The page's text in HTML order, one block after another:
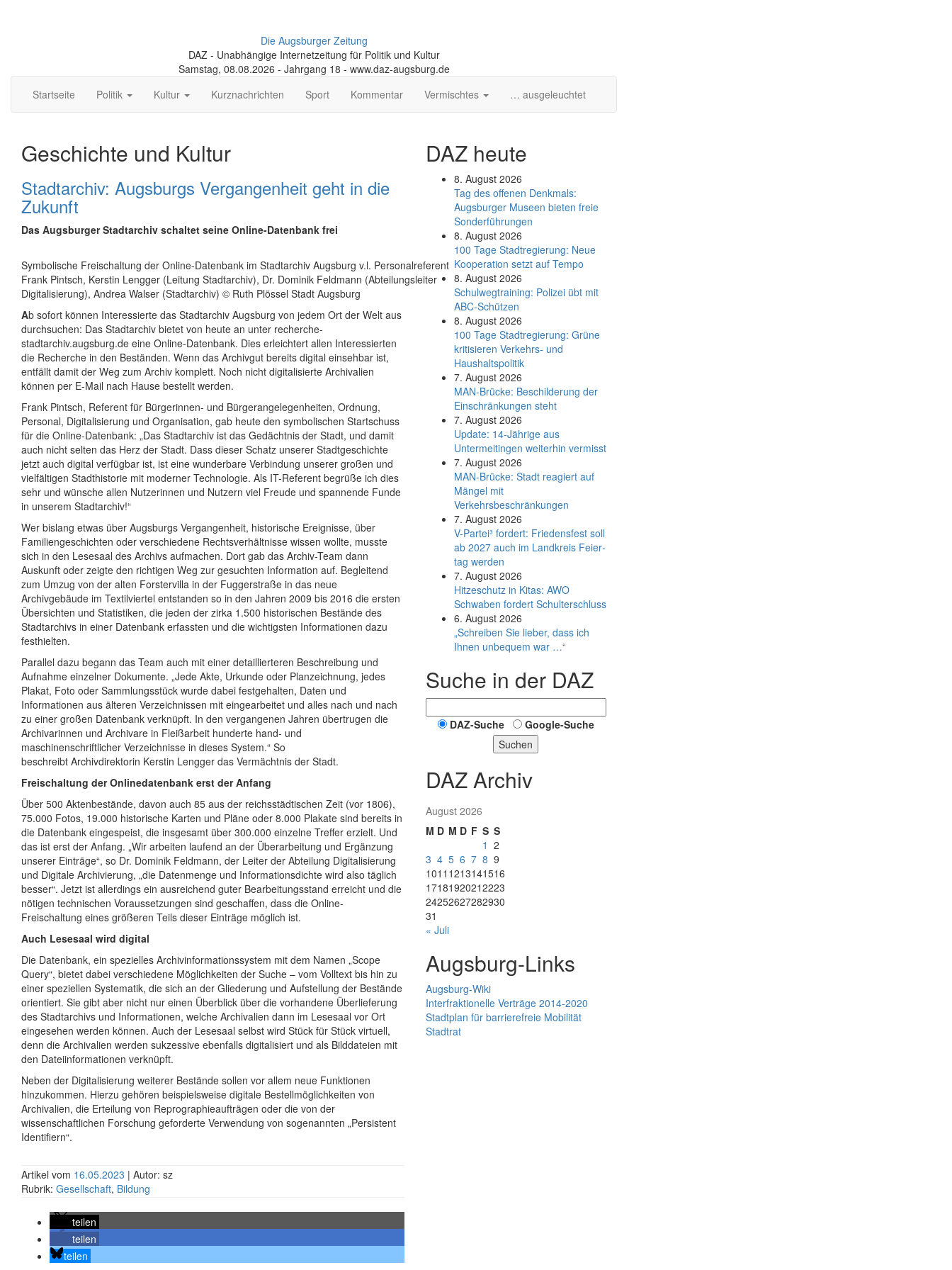
Die Augsburger Zeitung
DAZ - Unabhängige Internetzeitung für Politik und Kultur
Samstag, 08.08.2026 - Jahrgang 18 - www.daz-augsburg.de
Startseite
Politik Kultur Kurznachrichten Sport Kommentar Vermischtes … ausgeleuchtet
Geschichte und Kultur
Stadtarchiv: Augsburgs Vergangenheit geht in die
Zukunft
Das Augsburger Stadtarchiv schaltet seine Online-Datenbank frei
Symbolische Freischaltung der Online-Datenbank im Stadtarchiv Augsburg v.l. Personalreferent
Frank Pintsch, Kerstin Lengger (Leitung Stadtarchiv), Dr. Dominik Feldmann (Abteilungsleiter
Digitalisierung), Andrea Walser (Stadtarchiv) © Ruth Plössel Stadt Augsburg
Ab sofort können Interessierte das Stadtarchiv Augsburg von jedem Ort der Welt aus
durchsuchen: Das Stadtarchiv bietet von heute an unter recherche-
stadtarchiv.augsburg.de eine Online-Datenbank. Dies erleichtert allen Interessierten
die Recherche in den Beständen. Wenn das Archivgut bereits digital einsehbar ist,
entfällt damit der Weg zum Archiv komplett. Noch nicht digitalisierte Archivalien
können per E-Mail nach Hause bestellt werden.
Frank Pintsch, Referent für Bürgerinnen- und Bürgerangelegenheiten, Ordnung,
Personal, Digitalisierung und Organisation, gab heute den symbolischen Startschuss
für die Online-Datenbank: „Das Stadtarchiv ist das Gedächtnis der Stadt, und damit
auch nicht selten das Herz der Stadt. Dass dieser Schatz unserer Stadtgeschichte
jetzt auch digital verfügbar ist, ist eine wunderbare Verbindung unserer großen und
vielfältigen Stadthistorie mit moderner Technologie. Als IT-Referent begrüße ich dies
sehr und wünsche allen Nutzerinnen und Nutzern viel Freude und spannende Funde
in unserem Stadtarchiv!“
Wer bislang etwas über Augsburgs Vergangenheit, historische Ereignisse, über
Familiengeschichten oder verschiedene Rechtsverhältnisse wissen wollte, musste
sich in den Lesesaal des Archivs aufmachen. Dort gab das Archiv-Team dann
Auskunft oder zeigte den richtigen Weg zur gesuchten Information auf. Begleitend
zum Umzug von der alten Forstervilla in der Fuggerstraße in das neue
Archivgebäude im Textilviertel entstanden so in den Jahren 2009 bis 2016 die ersten
Übersichten und Statistiken, die jeden der zirka 1.500 historischen Bestände des
Stadtarchivs in einer Datenbank erfassten und die wichtigsten Informationen dazu
festhielten.
Parallel dazu begann das Team auch mit einer detaillierteren Beschreibung und
Aufnahme einzelner Dokumente. „Jede Akte, Urkunde oder Planzeichnung, jedes
Plakat, Foto oder Sammlungsstück wurde dabei festgehalten, Daten und
Informationen aus älteren Verzeichnissen mit eingearbeitet und alles nach und nach
zu einer großen Datenbank verknüpft. In den vergangenen Jahren übertrugen die
Archivarinnen und Archivare in Fleißarbeit hunderte hand- und
maschinenschriftlicher Verzeichnisse in dieses System.“ So
beschreibt Archivdirektorin Kerstin Lengger das Vermächtnis der Stadt.
Freischaltung der Onlinedatenbank erst der Anfang
Über 500 Aktenbestände, davon auch 85 aus der reichsstädtischen Zeit (vor 1806),
75.000 Fotos, 19.000 historische Karten und Pläne oder 8.000 Plakate sind bereits in
die Datenbank eingespeist, die insgesamt über 300.000 einzelne Treffer erzielt. Und
das ist erst der Anfang. „Wir arbeiten laufend an der Überarbeitung und Ergänzung
unserer Einträge“, so Dr. Dominik Feldmann, der Leiter der Abteilung Digitalisierung
und Digitale Archivierung, „die Datenmenge und Informationsdichte wird also täglich
besser“. Jetzt ist allerdings ein ausreichend guter Bearbeitungsstand erreicht und die
nötigen technischen Voraussetzungen sind geschaffen, dass die Online-
Freischaltung eines größeren Teils dieser Einträge möglich ist.
Auch Lesesaal wird digital
Die Datenbank, ein spezielles Archivinformationssystem mit dem Namen „Scope
Query“, bietet dabei verschiedene Möglichkeiten der Suche – vom Volltext bis hin zu
einer speziellen Systematik, die sich an der Gliederung und Aufstellung der Bestände
orientiert. Sie gibt aber nicht nur einen Überblick über die vorhandene Überlieferung
des Stadtarchivs und Informationen, welche Archivalien dann im Lesesaal vor Ort
eingesehen werden können. Auch der Lesesaal selbst wird Stück für Stück virtuell,
denn die Archivalien werden sukzessive ebenfalls digitalisiert und als Bilddateien mit
den Dateiinformationen verknüpft.
Neben der Digitalisierung weiterer Bestände sollen vor allem neue Funktionen
hinzukommen. Hierzu gehören beispielsweise digitale Bestellmöglichkeiten von
Archivalien, die Erteilung von Reprographieaufträgen oder die von der
wissenschaftlichen Forschung geforderte Verwendung von sogenannten „Persistent
Identifiern“.
Artikel vom 16.05.2023 | Autor: sz
Rubrik: Gesellschaft, Bildung
teilen
teilen
teilen
DAZ heute
8. August 2026
Tag des offenen Denkmals:
Augsburger Museen bieten freie
Sonderführungen
8. August 2026
100 Tage Stadtregierung: Neue
Kooperation setzt auf Tempo
8. August 2026
Schul­weg­trai­ning: Poli­zei übt mit
ABC-Schüt­zen
8. August 2026
100 Tage Stadtregierung: Grüne
kritisieren Verkehrs- und
Haushaltspolitik
7. August 2026
MAN-Brücke: Beschilderung der
Einschränkungen steht
7. August 2026
Update: 14-Jährige aus
Untermeitingen weiterhin vermisst
7. August 2026
MAN-Brücke: Stadt reagiert auf
Mängel mit
Verkehrsbeschränkungen
7. August 2026
V-Partei­³ fordert: Friedens­fest soll
ab 2027 auch im Land­kreis Feier­
tag werden
7. August 2026
Hitzeschutz in Kitas: AWO
Schwaben fordert Schulterschluss
6. August 2026
„Schreiben Sie lieber, dass ich
Ihnen unbequem war …“
Suche in der DAZ
DAZ-Suche
Google-Suche
Suchen
DAZ Archiv
August 2026
M D M D F S S
1 2
3 4 5 6 7 8 9
1011 1213141516
17181920212223
24252627282930
31
« Juli
Augsburg-Links
Augsburg-Wiki
Interfraktionelle Verträge 2014-2020
Stadtplan für barrierefreie Mobilität
Stadtrat